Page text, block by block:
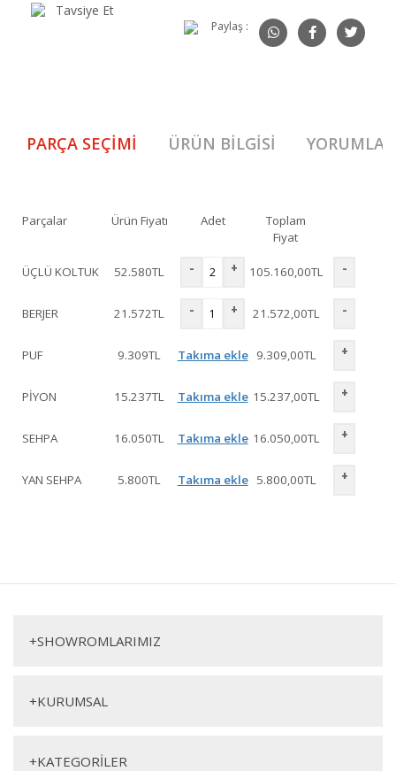
Tavsiye Et
Paylaş :
PARÇA SEÇIMI ÜRÜN BILGISI YORUMLAR
Parçalar Ürün Fiyatı Adet
Toplam
Fiyat
ÜÇLÜ KOLTUK 52.580TL - + 105.160,00TL -
BERJER 21.572TL - + 21.572,00TL -
PUF 9.309TL Takıma ekle 9.309,00TL +
PİYON 15.237TL Takıma ekle 15.237,00TL +
SEHPA 16.050TL Takıma ekle 16.050,00TL +
YAN SEHPA 5.800TL Takıma ekle 5.800,00TL +
Ashley Koltuk Takımı
Üçlü Koltuk
+SHOWROMLARIMIZ
+KURUMSAL
+KATEGORİLER